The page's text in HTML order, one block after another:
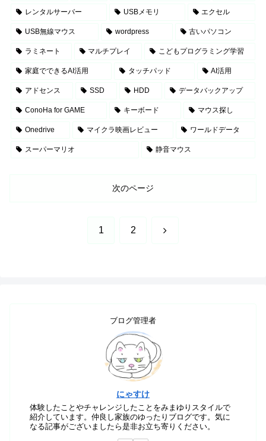
レンタルサーバー USBメモリ エクセル
USB無線マウス wordpress 古いパソコン
ラミネート マルチプレイ こどもプログラミング学習
家庭でできるAI活用 タッチパッド AI活用
アドセンス SSD HDD データバックアップ
ConoHa for GAME キーボード マウス探し
Onedrive マイクラ映画レビュー ワールドデータ
スーパーマリオ 静音マウス
次のページ
1 2 次
ブログ管理者
にゃすけ
体験したことやチャレンジしたことをみまゆりスタイルで
紹介しています。仲良し家族のゆったりブログです。気に
なる記事がございましたら是非お立ち寄りください。